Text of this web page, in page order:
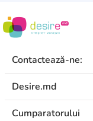
Contactează-ne:
Desire.md
Cumparatorului